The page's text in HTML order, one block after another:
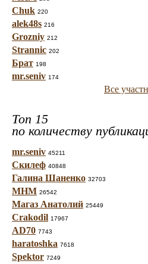
Chuk 220
alek48s 216
Grozniy 212
Strannic 202
Брат 198
mr.seniv 174
Все
Топ 15
по количеству
mr.seniv 45211
Скилеф 40848
Галина Шаненко 32703
МНМ 26542
Магаз Анатолий 25449
Crakodil 17967
AD70 7743
haratoshka 7618
Spektor 7249